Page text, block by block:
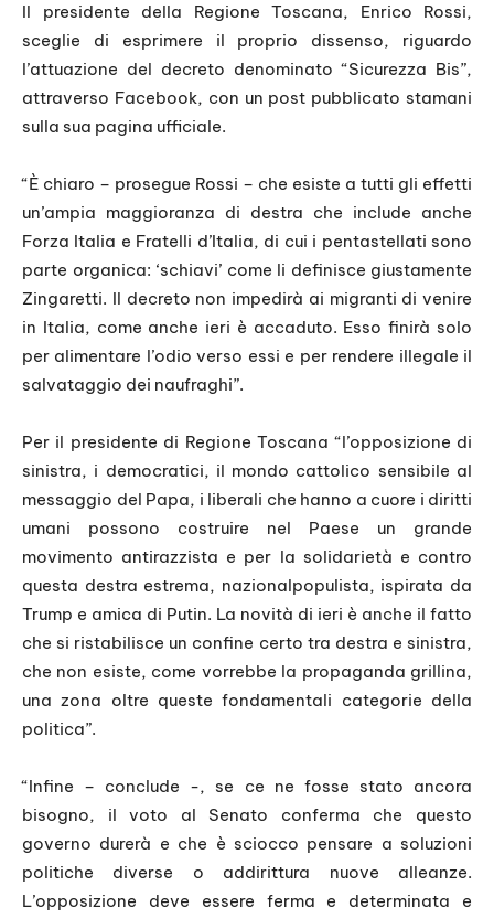
Il presidente della Regione Toscana, Enrico Rossi,
sceglie di esprimere il proprio dissenso, riguardo
l’attuazione del decreto denominato “Sicurezza Bis”,
attraverso Facebook, con un post pubblicato stamani
sulla sua pagina ufficiale.
“È chiaro – prosegue Rossi – che esiste a tutti gli effetti
un’ampia maggioranza di destra che include anche
Forza Italia e Fratelli d’Italia, di cui i pentastellati sono
parte organica: ‘schiavi’ come li definisce giustamente
Zingaretti. Il decreto non impedirà ai migranti di venire
in Italia, come anche ieri è accaduto. Esso finirà solo
per alimentare l’odio verso essi e per rendere illegale il
salvataggio dei naufraghi”.
Per il presidente di Regione Toscana “l’opposizione di
sinistra, i democratici, il mondo cattolico sensibile al
messaggio del Papa, i liberali che hanno a cuore i diritti
umani possono costruire nel Paese un grande
movimento antirazzista e per la solidarietà e contro
questa destra estrema, nazionalpopulista, ispirata da
Trump e amica di Putin. La novità di ieri è anche il fatto
che si ristabilisce un confine certo tra destra e sinistra,
che non esiste, come vorrebbe la propaganda grillina,
una zona oltre queste fondamentali categorie della
politica”.
“Infine – conclude -, se ce ne fosse stato ancora
bisogno, il voto al Senato conferma che questo
governo durerà e che è sciocco pensare a soluzioni
politiche diverse o addirittura nuove alleanze.
L’opposizione deve essere ferma e determinata e